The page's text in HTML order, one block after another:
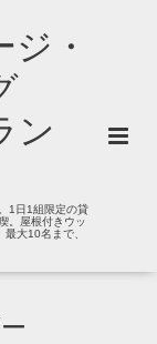
・
ン
1日1組限定の貸
。屋根付きウッ
大10名まで、